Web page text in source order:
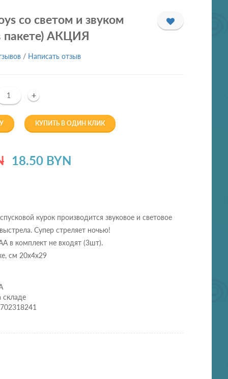
со светом и звуком
пакете) АКЦИЯ
/ Написать отзыв
+
КУПИТЬ В ОДИН КЛИК
18.50 BYN
курок производится звуковое и световое
Супер стреляет ночью!
в комплект не входят (3шт).
см 20х4х29
складе